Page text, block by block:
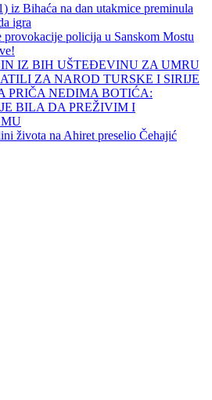
iz Bihaća na dan utakmice preminula
igra
provokacije policija u Sanskom Mostu
IZ BIH UŠTEĐEVINU ZA UMRU
ZA NAROD TURSKE I SIRIJE
PRIČA NEDIMA BOTIĆA:
BILA DA PREŽIVIM I
života na Ahiret preselio Čehajić